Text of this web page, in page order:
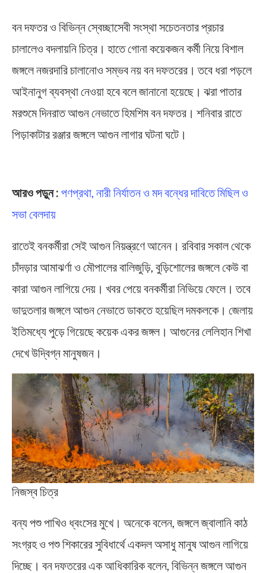
বন দফতর ও বিভিন্ন স্বেচ্ছাসেবী সংস্থা সচেতনতার প্রচার
চালালেও বদলায়নি চিত্র। হাতে গোনা কয়েকজন কর্মী নিয়ে বিশাল
জঙ্গলে নজরদারি চালানোও সম্ভব নয় বন দফতরের। তবে ধরা পড়লে
আইনানুগ ব্যবস্থা নেওয়া হবে বলে জানানো হয়েছে। ঝরা পাতার
মরশুমে দিনরাত আগুন নেভাতে হিমশিম বন দফতর। শনিবার রাতে
পিড়াকাটার রঞ্জার জঙ্গলে আগুন লাগার ঘটনা ঘটে।
আরও পড়ুন : পণপ্রথা, নারী নির্যাতন ও মদ বন্ধের দাবিতে মিছিল ও
সভা বেলদায়
রাতেই বনকর্মীরা সেই আগুন নিয়ন্ত্রণে আনেন। রবিবার সকাল থেকে
চাঁদড়ার আমাঝর্ণা ও মৌপালের বালিজুড়ি, বুড়িশোলের জঙ্গলে কেউ বা
কারা আগুন লাগিয়ে দেয়। খবর পেয়ে বনকর্মীরা নিভিয়ে ফেলে। তবে
ভাদুতলার জঙ্গলে আগুন নেভাতে ডাকতে হয়েছিল দমকলকে। জেলায়
ইতিমধ্যে পুড়ে গিয়েছে কয়েক একর জঙ্গল। আগুনের লেলিহান শিখা
দেখে উদ্বিগ্ন মানুষজন।
নিজস্ব চিত্র
বন্য পশু পাখিও ধ্বংসের মুখে। অনেকে বলেন, জঙ্গলে জ্বালানি কাঠ
সংগ্রহ ও পশু শিকারের সুবিধার্থে একদল অসাধু মানুষ আগুন লাগিয়ে
দিচ্ছে। বন দফতরের এক আধিকারিক বলেন, বিভিন্ন জঙ্গলে আগুন